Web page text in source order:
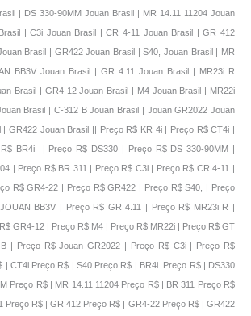
| DS 330-90MM Jouan Brasil | MR 14.11 11204 Jouan
| C3i Jouan Brasil | CR 4-11 Jouan Brasil | GR 412
Brasil | GR422 Jouan Brasil | S40, Jouan Brasil | MR
BB3V Jouan Brasil | GR 4.11 Jouan Brasil | MR23i R
Brasil | GR4-12 Jouan Brasil | M4 Jouan Brasil | MR22i
Brasil | C-312 B Jouan Brasil | Jouan GR2022 Jouan
| GR422 Jouan Brasil || Preço R$ KR 4i | Preço R$ CT4i | Preço R$ S40 | Preço R$ BR4i | Preço R$ DS330 | Preço R$ DS 330-90MM | Preço R$ MR 14.11 11204 | Preço R$ BR 311 | Preço R$ C3i | Preço R$ CR 4-11 | Preço R$ GR 412 | Preço R$ GR4-22 | Preço R$ GR422 | Preço R$ S40, | Preço R$ MR 22 | Preço R$ JOUAN BB3V | Preço R$ GR 4.11 | Preço R$ MR23i R | Preço R$ C312 | Preço R$ GR4-12 | Preço R$ M4 | Preço R$ MR22i | Preço R$ GT 422 | Preço R$ C-312 B | Preço R$ Jouan GR2022 | Preço R$ C3i | Preço R$ GR422 | KR 4i Preço R$ | CT4i Preço R$ | S40 Preço R$ | BR4i Preço R$ | DS330 Preço R$ | DS 330-90MM Preço R$ | MR 14.11 11204 Preço R$ | BR 311 Preço R$ | C3i Preço R$ | CR 4-11 Preço R$ | GR 412 Preço R$ | GR4-22 Preço R$ | GR422 Preço R$ | S40, Preço R$ | MR 22 Preço R$ | JOUAN BB3V Preço R$ | GR 4.11 Preço R$ | MR23i R Preço R$ | C312 Preço R$ | GR4-12 Preço R$ | M4 Preço R$ | MR22i Preço R$ | GT 422 Preço R$ | C-312 B Preço R$ | Jouan GR2022 Preço R$ | C3i Preço R$ | GR422 Preço R$ | Jouan KR 4i | Jouan CT4i | Jouan S40 | Jouan BR4i | Jouan DS330 | Jouan DS 330-90MM | Jouan MR 14.11 11204 | Jouan BR 311 | Jouan C3i | Jouan CR 4-11 | Jouan GR 412 | Jouan GR4-22 | Jouan GR422 | Jouan S40, | Jouan MR 22 | Jouan JOUAN BB3V | Jouan GR 4.11 | Jouan MR23i R | Jouan C312 | Jouan GR4-12 | Jouan M4 | Jouan MR22i | Jouan GT 422 | Jouan C-312 B | Jouan Jouan GR2022 | Jouan C3i | Jouan GR422 | KR 4i Jouan | CT4i Jouan | S40 Jouan | BR4i Jouan | DS330 Jouan | DS 330-90MM Jouan | MR 14.11 11204 Jouan | BR 311 Jouan | C3i Jouan | CR 4-11 Jouan | GR 412 Jouan | GR4-22 Jouan | GR422 Jouan | S40, Jouan | MR 22 Jouan | JOUAN BB3V Jouan | GR 4.11 Jouan | MR23i R Jouan | C312 Jouan | GR4-12 Jouan | M4 Jouan | MR22i Jouan | GT 422 Jouan | C-312 B Jouan | Jouan GR2022 Jouan | C3i Jouan | GR422 Jouan | Thermo Jouan KR 4i | Thermo Jouan CT4i | Thermo Jouan S40 | Thermo Jouan BR4i | Thermo Jouan DS330 | Thermo Jouan DS 330-90MM | Thermo Jouan MR 14.11 11204 | Thermo Jouan BR 311 | Thermo Jouan C3i | Thermo Jouan CR 4-11 | Thermo Jouan GR 412 | Thermo Jouan GR4-22 | Thermo Jouan GR422 | Thermo Jouan S40, | Thermo Jouan MR 22 | Thermo Jouan JOUAN BB3V | Thermo Jouan GR 4.11 | Thermo Jouan MR23i R | Thermo Jouan C312 | Thermo Jouan GR4-12 | Thermo Jouan M4 | Thermo Jouan MR22i | Thermo Jouan GT 422 | Thermo Jouan C-312 B | Thermo Jouan Jouan GR2022 | Thermo Jouan C3i | Thermo Jouan GR422 | KR 4i Thermo Jouan | CT4i Thermo Jouan | S40 Thermo Jouan | BR4i Thermo Jouan | DS330 Thermo Jouan | DS 330-90MM Thermo Jouan | MR 14.11 11204 Thermo Jouan | BR 311 Thermo Jouan | C3i Thermo Jouan | CR 4-11 Thermo Jouan | GR 412 Thermo Jouan | GR4-22 Thermo Jouan | GR422 Thermo Jouan | S40, Thermo Jouan | MR 22 Thermo Jouan | JOUAN BB3V Thermo Jouan | GR 4.11 Thermo Jouan | MR23i R Thermo Jouan | C312 Thermo Jouan | GR4-12 Thermo Jouan | M4 Thermo Jouan | MR22i Thermo Jouan | GT 422 Thermo Jouan | C-312 B Thermo Jouan | Jouan GR2022 Thermo Jouan | C3i Thermo Jouan | GR422 Thermo Jouan | Jouan Thermo Scientific KR 4i | Jouan Thermo Scientific CT4i | Jouan Thermo Scientific S40 | Jouan Thermo Scientific BR4i | Jouan Thermo Scientific DS330 | Jouan Thermo Scientific DS 330-90MM | Jouan Thermo Scientific MR 14.11 11204 | Jouan Thermo Scientific BR 311 | Jouan Thermo Scientific C3i | Jouan Thermo Scientific CR 4-11 | Jouan Thermo Scientific GR 412 | Jouan Thermo Scientific GR4-22 | Jouan Thermo Scientific GR422 | Jouan Thermo Scientific S40, | Jouan Thermo Scientific MR 22 | Jouan Thermo Scientific JOUAN BB3V | Jouan Thermo Scientific GR 4.11 | Jouan Thermo Scientific MR23i R | Jouan Thermo Scientific C312 | Jouan Thermo Scientific GR4-12 | Jouan Thermo Scientific M4 | Jouan Thermo Scientific MR22i | Jouan Thermo Scientific GT 422 | Jouan Thermo Scientific C-312 B | Jouan Thermo Scientific Jouan GR2022 | Jouan Thermo Scientific C3i | Jouan Thermo Scientific GR422 | KR 4i Jouan Thermo Scientific | CT4i Jouan Thermo Scientific | S40 Jouan Thermo Scientific | BR4i Jouan Thermo Scientific | DS330 Jouan Thermo Scientific | DS 330-90MM Jouan Thermo Scientific | MR 14.11 11204 Jouan Thermo Scientific | BR 311 Jouan Thermo Scientific | C3i Jouan Thermo Scientific | CR 4-11 Jouan Thermo Scientific | GR 412 Jouan Thermo Scientific | GR4-22 Jouan Thermo Scientific | GR422 Jouan Thermo Scientific | S40, Jouan Thermo Scientific | MR 22 Jouan Thermo Scientific | JOUAN BB3V Jouan Thermo Scientific | GR 4.11 Jouan Thermo Scientific | MR23i R Jouan Thermo Scientific | C312 Jouan Thermo Scientific | GR4-12 Jouan Thermo Scientific | M4 Jouan Thermo Scientific | MR22i Jouan Thermo Scientific | GT 422 Jouan Thermo Scientific | C-312 B Jouan Thermo Scientific | Jouan GR2022 Jouan Thermo Scientific | C3i Jouan Thermo Scientific | GR422 Jouan Thermo Scientific | Thermo Jouan KR 4i | Thermo Jouan CT4i | Thermo Jouan S40 | Thermo Jouan BR4i | Thermo Jouan DS330 | Thermo Jouan DS 330-90MM | Thermo Jouan MR 14.11 11204 | Thermo Jouan BR 311 | Thermo Jouan C3i | Thermo Jouan CR 4-11 | Thermo Jouan GR 412 | Thermo Jouan GR4-22 | Thermo Jouan GR422 | Thermo Jouan S40, | Thermo Jouan MR 22 | Thermo Jouan JOUAN BB3V | Thermo Jouan GR 4.11 | Thermo Jouan MR23i R | Thermo Jouan C312 | Thermo Jouan GR4-12 | Thermo Jouan M4 | Thermo Jouan MR22i | Thermo Jouan GT 422 | Thermo Jouan C-312 B | Thermo Jouan Jouan GR2022 | Thermo Jouan C3i | Thermo Jouan GR422 | KR 4i Thermo Jouan | CT4i Thermo Jouan | S40 Thermo Jouan | BR4i Thermo Jouan | DS330 Thermo Jouan | DS 330-90MM Thermo Jouan | MR 14.11 11204 Thermo Jouan | BR 311 Thermo Jouan | C3i Thermo Jouan | CR 4-11 Thermo Jouan | GR 412 Thermo Jouan | GR4-22 Thermo Jouan | GR422 Thermo Jouan | S40, Thermo Jouan | MR 22 Thermo Jouan | JOUAN BB3V Thermo Jouan | GR 4.11 Thermo Jouan | MR23i R Thermo Jouan | C312 Thermo Jouan | GR4-12 Thermo Jouan | M4 Thermo Jouan | MR22i Thermo Jouan | GT 422 Thermo Jouan | C-312 B Thermo Jouan | Jouan GR2022 Thermo Jouan | C3i Thermo Jouan | GR422 Thermo Jouan | Jouan Thermo Scientific KR 4i | Jouan Thermo Scientific CT4i | Jouan Thermo Scientific S40 | Jouan Thermo Scientific BR4i | Jouan Thermo Scientific DS330 | Jouan Thermo Scientific DS 330-90MM | Jouan Thermo Scientific MR 14.11 11204 | Jouan Thermo Scientific BR 311 | Jouan Thermo Scientific C3i | Jouan Thermo Scientific CR 4-11 | Jouan Thermo Scientific GR 412 | Jouan Thermo Scientific GR4-22 | Jouan Thermo Scientific GR422 | Jouan Thermo Scientific S40, | Jouan Thermo Scientific MR 22 | Jouan Thermo Scientific JOUAN BB3V | Jouan Thermo Scientific GR 4.11 | Jouan Thermo Scientific MR23i R | Jouan Thermo Scientific C312 | Jouan Thermo Scientific GR4-12 | Jouan Thermo Scientific M4 | Jouan Thermo Scientific MR22i | Jouan Thermo Scientific GT 422 | Jouan Thermo Scientific C-312 B | Jouan Thermo Scientific Jouan GR2022 | Jouan Thermo Scientific C3i | Jouan Thermo Scientific GR422 | KR 4i Jouan Thermo Scientific | CT4i Jouan Thermo Scientific | S40 Jouan Thermo Scientific | BR4i Jouan Thermo Scientific | DS330 Jouan Thermo Scientific | DS 330-90MM Jouan Thermo Scientific | MR 14.11 11204 Jouan Thermo Scientific | BR 311 Jouan Thermo Scientific | C3i Jouan Thermo Scientific | CR 4-11 Jouan Thermo Scientific | GR 412 Jouan Thermo Scientific | GR4-22 Jouan Thermo Scientific | GR422 Jouan Thermo Scientific | S40, Jouan Thermo Scientific | MR 22 Jouan Thermo Scientific | JOUAN BB3V Jouan Thermo Scientific | GR 4.11 Jouan Thermo Scientific | MR23i R Jouan Thermo Scientific | C312 Jouan Thermo Scientific | GR4-12 Jouan Thermo Scientific | M4 Jouan Thermo Scientific | MR22i Jouan Thermo Scientific | GT 422 Jouan Thermo Scientific | C-312 B Jouan Thermo Scientific | Jouan GR2022 Jouan Thermo Scientific | C3i Jouan Thermo Scientific | GR422 Jouan Thermo Scientific | Thermo Electro Jouan KR 4i | Thermo Electro Jouan CT4i | Thermo Electro Jouan S40 | Thermo Electro Jouan BR4i | Thermo Electro Jouan DS330 | Thermo Electro Jouan DS 330-90MM | Thermo Electro Jouan MR 14.11 11204 | Thermo Electro Jouan BR 311 | Thermo Electro Jouan C3i | Thermo Electro Jouan CR 4-11 | Thermo Electro Jouan GR 412 | Thermo Electro Jouan GR4-22 | Thermo Electro Jouan GR422 | Thermo Electro Jouan S40, | Thermo Electro Jouan MR 22 | Thermo Electro Jouan JOUAN BB3V | Thermo Electro Jouan GR 4.11 | Thermo Electro Jouan MR23i R | Thermo Electro Jouan C312 | Thermo Electro Jouan GR4-12 | Thermo Electro Jouan M4 | Thermo Electro Jouan MR22i | Thermo Electro Jouan GT 422 | Thermo Electro Jouan C-312 B | Thermo Electro Jouan Jouan GR2022 | Thermo Electro Jouan C3i | Thermo Electro Jouan GR422 | KR 4i Thermo Electro Jouan | CT4i Thermo Electro Jouan | S40 Thermo Electro Jouan | BR4i Thermo Electro Jouan | DS330 Thermo Electro Jouan | DS 330-90MM Thermo Electro Jouan | MR 14.11 11204 Thermo Electro Jouan | BR 311 Thermo Electro Jouan | C3i Thermo Electro Jouan | CR 4-11 Thermo Electro Jouan | GR 412 Thermo Electro Jouan | GR4-22 Thermo Electro Jouan | GR422 Thermo Electro Jouan | S40, Thermo Electro Jouan | MR 22 Thermo Electro Jouan | JOUAN BB3V Thermo Electro Jouan | GR 4.11 Thermo Electro Jouan | MR23i R Thermo Electro Jouan | C312 Thermo Electro Jouan | GR4-12 Thermo Electro Jouan | M4 Thermo Electro Jouan | MR22i Thermo Electro Jouan | GT 422 Thermo Electro Jouan | C-312 B Thermo Electro Jouan | Jouan GR2022 Thermo Electro Jouan | C3i Thermo Electro Jouan | GR422 Thermo Electro Jouan | Jouan Thermo Electro KR 4i | Jouan Thermo Electro CT4i | Jouan Thermo Electro S40 | Jouan Thermo Electro BR4i | Jouan Thermo Electro DS330 | Jouan Thermo Electro DS 330-90MM | Jouan Thermo Electro MR 14.11 11204 | Jouan Thermo Electro BR 311 | Jouan Thermo Electro C3i | Jouan Thermo Electro CR 4-11 | Jouan Thermo Electro GR 412 | Jouan Thermo Electro GR4-22 | Jouan Thermo Electro GR422 | Jouan Thermo Electro S40, | Jouan Thermo Electro MR 22 | Jouan Thermo Electro JOUAN BB3V | Jouan Thermo Electro GR 4.11 | Jouan Thermo Electro MR23i R | Jouan Thermo Electro C312 | Jouan Thermo Electro GR4-12 | Jouan Thermo Electro M4 | Jouan Thermo